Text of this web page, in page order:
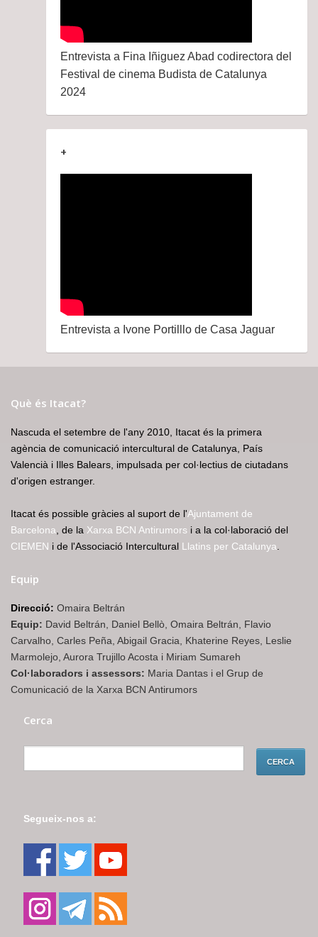
Entrevista a Fina Iñiguez Abad codirectora del
Festival de cinema Budista de Catalunya
2024
+
Entrevista a Ivone Portilllo de Casa Jaguar
Què és Itacat?
Nascuda el setembre de l'any 2010, Itacat és la primera
agència de comunicació intercultural de Catalunya, País
Valencià i Illes Balears, impulsada per col·lectius de ciutadans
d'origen estranger.
Itacat és possible gràcies al suport de l'Ajuntament de
Barcelona , de la Xarxa BCN Antirumors i a la col·laboració del
CIEMEN i de l'Associació Intercultural Llatins per Catalunya
Equip
Direcció: Omaira Beltrán
Equip: David Beltrán, Daniel Bellò, Omaira Beltrán, Flavio
Carvalho, Carles Peña, Abigail Gracia, Khaterine Reyes, Leslie
Marmolejo, Aurora Trujillo Acosta i Miriam Sumareh
Col·laboradors i assessors: Maria Dantas i el Grup de
Comunicació de la Xarxa BCN Antirumors
Cerca
Segueix-nos a: